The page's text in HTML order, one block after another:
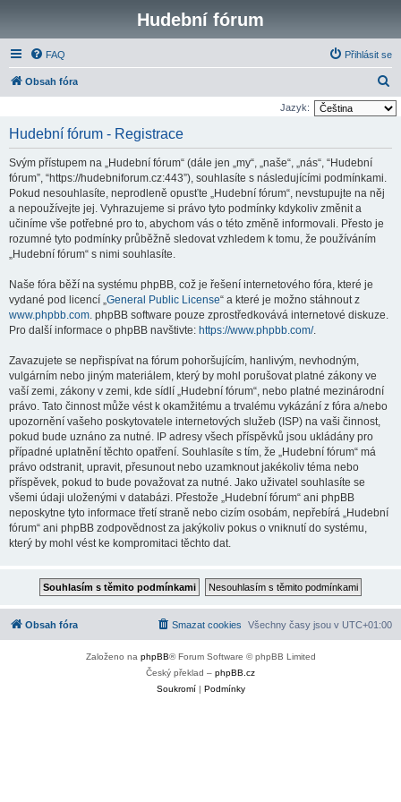
Hudební fórum
FAQ Přihlásit se
Obsah fóra
l
Jazyk:
Hudební fórum - Registrace
Svým přístupem na „Hudební fórum“ (dále jen „my“, „naše“, „nás“, “Hudební
fórum”, “https://hudebniforum.cz:443”), souhlasíte s následujícími podmínkami.
Pokud nesouhlasíte, neprodleně opusťte „Hudební fórum“, nevstupujte na něj
a nepoužívejte jej. Vyhrazujeme si právo tyto podmínky kdykoliv změnit a
učiníme vše potřebné pro to, abychom vás o této změně informovali. Přesto je
rozumné tyto podmínky průběžně sledovat vzhledem k tomu, že používáním
„Hudební fórum“ s nimi souhlasíte.
Naše fóra běží na systému phpBB, což je řešení internetového fóra, které je
vydané pod licencí „General Public License“ a které je možno stáhnout z
www.phpbb.com. phpBB software pouze zprostředkovává internetové diskuze.
Pro další informace o phpBB navštivte: https://www.phpbb.com/.
Zavazujete se nepřispívat na fórum pohoršujícím, hanlivým, nevhodným,
vulgárním nebo jiným materiálem, který by mohl porušovat platné zákony ve
vaší zemi, zákony v zemi, kde sídlí „Hudební fórum“, nebo platné mezinárodní
právo. Tato činnost může vést k okamžitému a trvalému vykázání z fóra a/nebo
upozornění vašeho poskytovatele internetových služeb (ISP) na vaši činnost,
pokud bude uznáno za nutné. IP adresy všech příspěvků jsou ukládány pro
případné uplatnění těchto opatření. Souhlasíte s tím, že „Hudební fórum“ má
právo odstranit, upravit, přesunout nebo uzamknout jakékoliv téma nebo
příspěvek, pokud to bude považovat za nutné. Jako uživatel souhlasíte se
všemi údaji uloženými v databázi. Přestože „Hudební fórum“ ani phpBB
neposkytne tyto informace třetí straně nebo cizím osobám, nepřebírá „Hudební
fórum“ ani phpBB zodpovědnost za jakýkoliv pokus o vniknutí do systému,
který by mohl vést ke kompromitaci těchto dat.
Obsah fóra Všechny časy jsou v UTC+01:00
Smazat cookies
Založeno na phpBB® Forum Software © phpBB Limited
Český překlad – phpBB.cz
Soukromí| Podmínky